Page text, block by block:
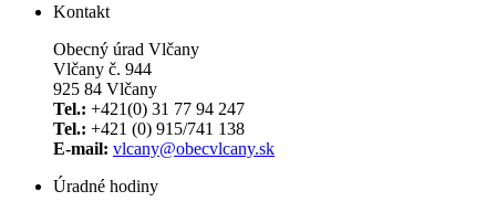
Kontakt
Obecný úrad Vlčany
Vlčany č. 944
925 84 Vlčany
Tel.: +421(0) 31 77 94 247
Tel.: +421 (0) 915/741 138
E-mail: vlcany@obecvlcany.sk
Úradné hodiny